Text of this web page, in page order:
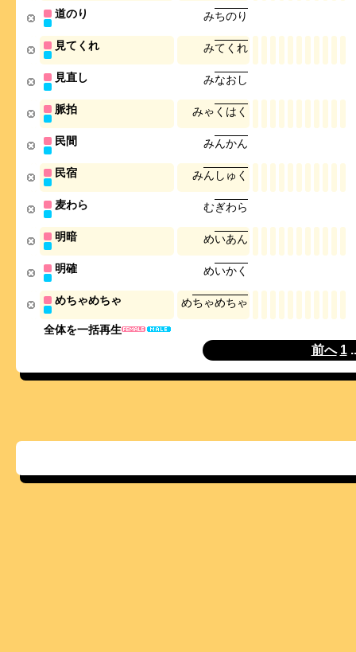
全体を一括再生
道のり みちのり
見てくれ みて く れ
見直し みなお し
脈拍 みゃ く は く
民間 みんかん
民宿 みん し ゅ く
麦わら むぎわら
明暗 めいあん
明確 めいかく
めちゃめちゃ めちゃめちゃ
前へ 1